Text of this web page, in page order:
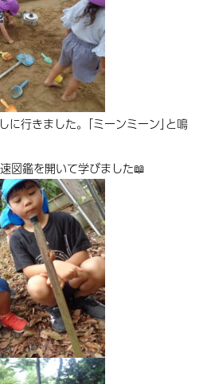
行きました。｢ミーンミーン｣と鳴
図鑑を開いて学びました📖